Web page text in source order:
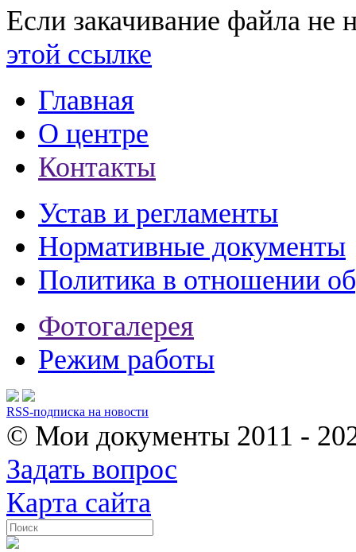
Если закачивание файла не
этой ссылке
Главная
О центре
Контакты
Устав и регламенты
Нормативные документы
Политика в отношении
Фотогалерея
Режим работы
RSS-подписка на новости
© Мои документы 2011 -
Задать вопрос
Карта сайта